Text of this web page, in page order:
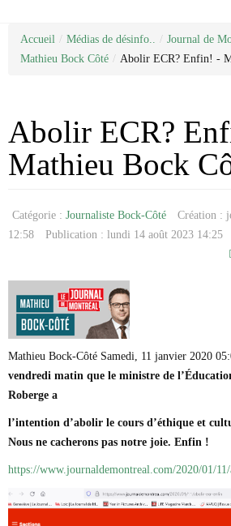
Plan du site
Nous joindre
Mise en garde
Juridique
Allimentation/santé
Recettes
Arnaque
Pharmaceutique
Médicaments
Collège des medecins
Comptable
Traduction
Categorie
Justice / faits divers
Personnalité publique
Politique
Claude Villeneuve
Denise Bombardier
Elsie Lefebvre
Emmanuelle Latraverse
Gilles Proulx
Guillaume St-Pierre
Josée Legault
Karine Gagnon
Loic Tassé
Madeleine Pilote-Côté
Marc-André Leclerc
Michel Girard
Mathieu Bock Côté
Nathalie Elgrably
Philippe Léger
Pierre Martin
Remi Nadeau
Accueil / Médias de désinfo.. / Journal de
Mathieu Bock Côté / Abolir ECR? Enfin! -
Abolir ECR?
Mathieu Bock
Catégorie : Journaliste Bock-Côté
Création :
12:58
Publication : lundi 14 août 2023 14:25
Mathieu Bock-Côté Samedi, 11 janvier 2020
vendredi matin que le ministre de
Roberge a
l’intention d’abolir le cours d’éthique et
Nous ne cacherons pas notre joie. Enfin !
https://www.journaldemontreal.com/2020/01/